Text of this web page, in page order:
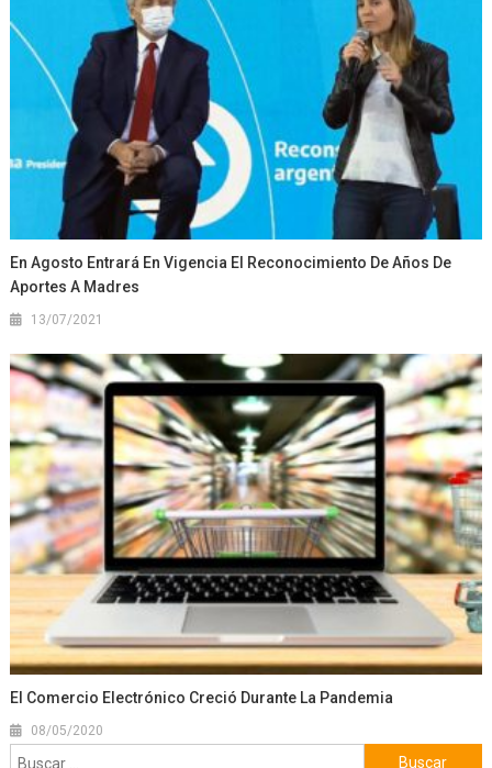
En Agosto Entrará En Vigencia El Reconocimiento De Años De
Aportes A Madres
13/07/2021
El Comercio Electrónico Creció Durante La Pandemia
08/05/2020
Buscar: